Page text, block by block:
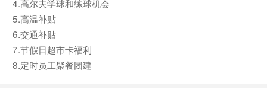
4.高尔夫学球和练球机会
5.高温补贴
6.交通补贴
7.节假日超市卡福利
8.定时员工聚餐团建